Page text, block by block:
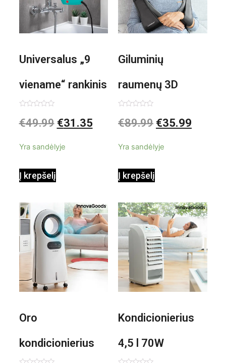
Universalus „9
viename“ rankinis
garintuvas su
0,35 L 3 Bar
1000W
0
iš
€49.99 €31.35
Yra sandėlyje
Į krepšelį
Giluminių
raumenų 3D
elektrinis
Shiatsu
0
iš
€89.99 €35.99
Yra sandėlyje
Į krepšelį
Oro
kondicionierius
Kondicionierius
4,5 l 70W